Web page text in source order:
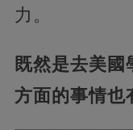
力。
既然是去美
方面的事情也